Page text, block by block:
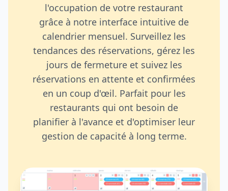
l'occupation de votre restaurant
grâce à notre interface intuitive de
calendrier mensuel. Surveillez les
tendances des réservations, gérez les
jours de fermeture et suivez les
réservations en attente et confirmées
en un coup d'œil. Parfait pour les
restaurants qui ont besoin de
planifier à l'avance et d'optimiser leur
gestion de capacité à long terme.